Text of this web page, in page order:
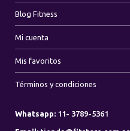
Blog Fitness
Mi cuenta
Mis favoritos
Términos y condiciones
Whatsapp: 11- 3789-5361